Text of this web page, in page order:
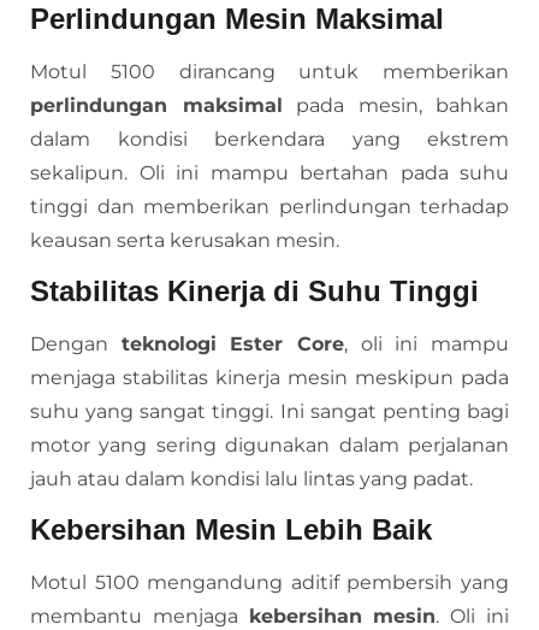
Perlindungan Mesin Maksimal
Motul 5100 dirancang untuk memberikan
perlindungan maksimal pada mesin, bahkan
dalam kondisi berkendara yang ekstrem
sekalipun. Oli ini mampu bertahan pada suhu
tinggi dan memberikan perlindungan terhadap
keausan serta kerusakan mesin.
Stabilitas Kinerja di Suhu Tinggi
Dengan teknologi Ester Core, oli ini mampu
menjaga stabilitas kinerja mesin meskipun pada
suhu yang sangat tinggi. Ini sangat penting bagi
motor yang sering digunakan dalam perjalanan
jauh atau dalam kondisi lalu lintas yang padat.
Kebersihan Mesin Lebih Baik
Motul 5100 mengandung aditif pembersih yang
membantu menjaga
kebersihan mesin. Oli ini